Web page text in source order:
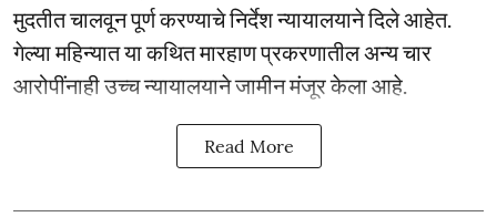
मुदतीत चालवून पूर्ण करण्याचे निर्देश न्यायालयाने दिले आहेत.
गेल्या महिन्यात या कथित मारहाण प्रकरणातील अन्य चार
आरोपींनाही उच्च न्यायालयाने जामीन मंजूर केला आहे.
Read More